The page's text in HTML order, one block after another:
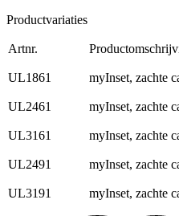
Productvariaties
Artnr.
UL1861 myInset, zachte
UL2461 myInset, zachte
UL3161 myInset, zachte
UL2491 myInset, zachte
UL3191 myInset, zachte